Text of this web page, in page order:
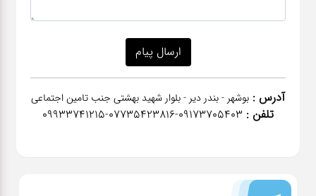
آدرس : بوشهر - بندر دیر - بلوار شهید بهشتی جنب تامین اجتماعی
تلفن : ٠٩١٧٣٧٠٥٤٠٣-07735423816-09933741215